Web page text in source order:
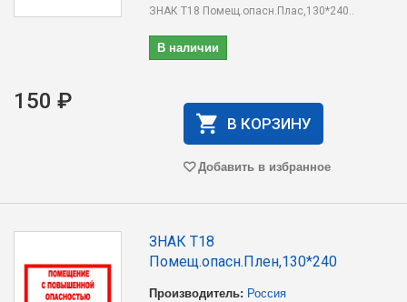
ЗНАК T18 Помещ.опасн.Плас,130*240..
В наличии
150 ₽
В КОРЗИНУ
Добавить в избранное
ЗНАК T18
Помещ.опасн.Плен,130*240
Производитель: Россия